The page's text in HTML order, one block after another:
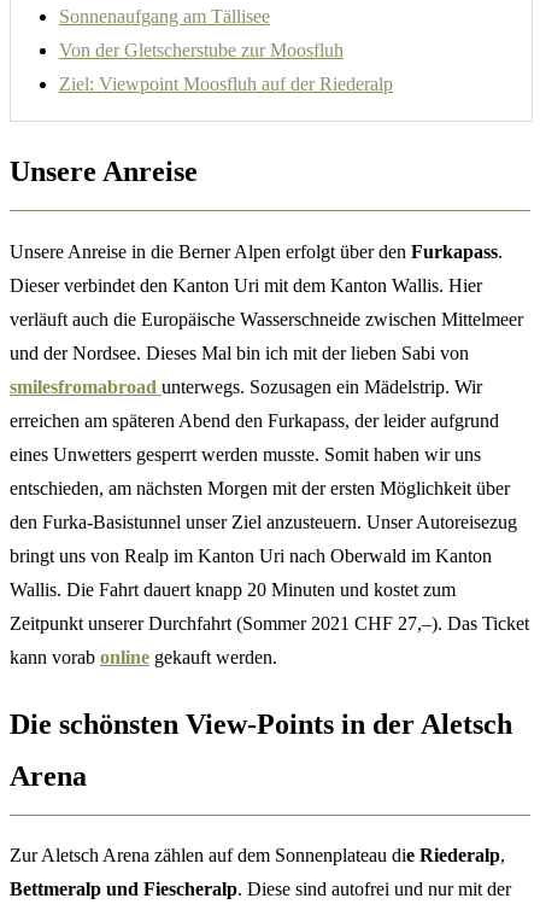
Sonnenaufgang am Tällisee
Von der Gletscherstube zur Moosfluh
Ziel: Viewpoint Moosfluh auf der Riederalp
Unsere Anreise
Unsere Anreise in die Berner Alpen erfolgt über den Furkapass.
Dieser verbindet den Kanton Uri mit dem Kanton Wallis. Hier
verläuft auch die Europäische Wasserschneide zwischen Mittelmeer
und der Nordsee. Dieses Mal bin ich mit der lieben Sabi von
smilesfromabroad unterwegs. Sozusagen ein Mädelstrip. Wir
erreichen am späteren Abend den Furkapass, der leider aufgrund
eines Unwetters gesperrt werden musste. Somit haben wir uns
entschieden, am nächsten Morgen mit der ersten Möglichkeit über
den Furka-Basistunnel unser Ziel anzusteuern. Unser Autoreisezug
bringt uns von Realp im Kanton Uri nach Oberwald im Kanton
Wallis. Die Fahrt dauert knapp 20 Minuten und kostet zum
Zeitpunkt unserer Durchfahrt (Sommer 2021 CHF 27,–). Das Ticket
kann vorab online gekauft werden.
Die schönsten View-Points in der Aletsch
Arena
Zur Aletsch Arena zählen auf dem Sonnenplateau die Riederalp,
Bettmeralp und Fiescheralp. Diese sind autofrei und nur mit der